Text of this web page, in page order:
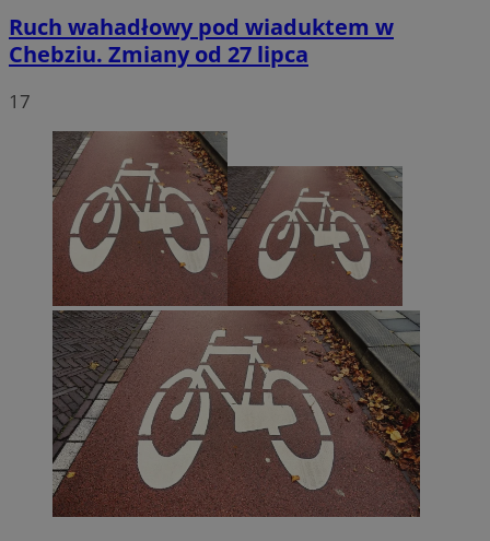
Ruch wahadłowy pod wiaduktem w
Chebziu. Zmiany od 27 lipca
17